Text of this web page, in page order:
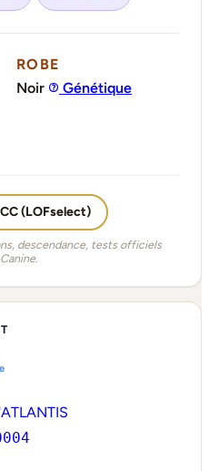
ROBE
Noir
Génétique
(LOFselect)
descendance, tests officiels